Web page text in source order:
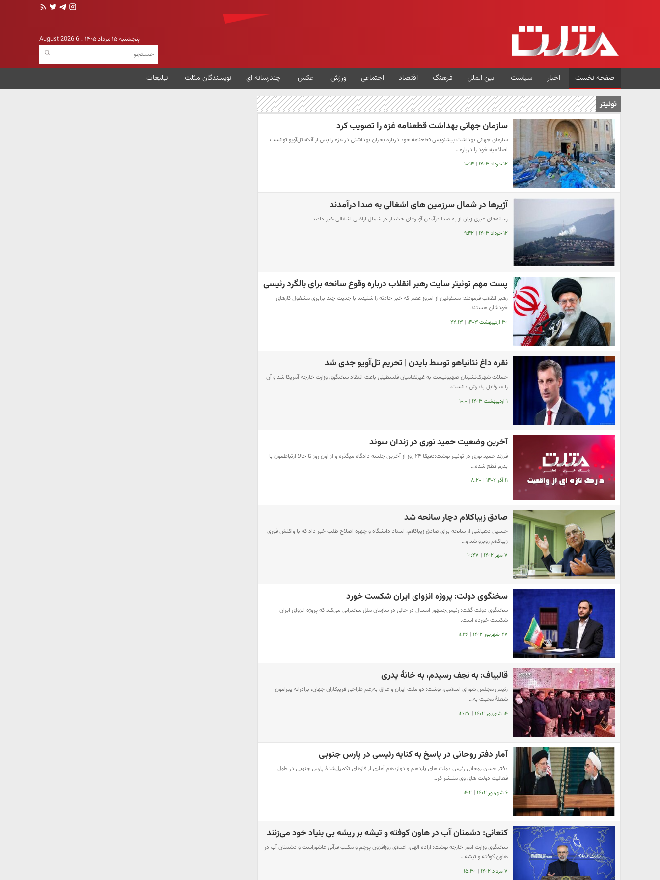
پنجشنبه ۱۵ مرداد ۱۴۰۵ 6 August 2026
صفحه نخست اخبار سیاست بین الملل فرهنگ اقتصاد اجتماعی ورزش عکس چندرسانه ای نویسندگان مثلث تبلیغات
توئیتر
سازمان جهانی بهداشت قطعنامه غزه را تصویب کرد
سازمان جهانی بهداشت پیشنویس قطعنامه خود درباره بحران بهداشتی در غزه را پس از آنکه تل‌آویو توانست
اصلاحیه خود را درباره…
۱۲ خرداد ۱۴۰۳ | ۱۰:۱۴
آژیرها در شمال سرزمین های اشغالی به صدا درآمدند
رسانه‌های عبری زبان از به صدا درآمدن آژیرهای هشدار در شمال اراضی اشغالی خبر دادند.
۱۲ خرداد ۱۴۰۳ | ۹:۴۲
پست مهم توئیتر سایت رهبر انقلاب درباره وقوع سانحه برای بالگرد رئیسی
رهبر انقلاب فرمودند: مسئولین از امروز عصر که خبر حادثه را شنیدند با جدیت چند برابری مشغول کارهای
خودشان هستند.
۳۰ اردیبهشت ۱۴۰۳ | ۲۲:۱۳
نقره داغ نتانیاهو توسط بایدن | تحریم تل‌آویو جدی شد
حملات شهرک‌نشینان صهیونیست به غیرنظامیان فلسطینی باعث انتقاد سخنگوی وزارت خارجه آمریکا شد و آن
را غیرقابل پذیرش دانست.
۱ اردیبهشت ۱۴۰۳ | ۱۰:۰
آخرین وضعیت حمید نوری در زندان سوئد
فرزند حمید نوری در توئیتر نوشت:دقیقا ۲۴ روز از آخرین جلسه دادگاه میگذره و از اون روز تا حالا ارتباطمون با
پدرم قطع شده…
۱۱ آذر ۱۴۰۲ | ۸:۲۰
صادق زیباکلام دچار سانحه شد
حسین دهباشی از سانحه برای صادق زیباکلام، استاد دانشگاه و چهره اصلاح طلب خبر داد که با واکنش فوری
زیباکلام روبرو شد و…
۷ مهر ۱۴۰۲ | ۱۰:۴۷
سخنگوی دولت: پروژه انزوای ایران شکست خورد
سخنگوی دولت گفت: رئیس‌جمهور امسال در حالی در ‎سازمان ملل سخنرانی می‌کند که پروژه انزوای ایران
شکست خورده است.
۲۷ شهریور ۱۴۰۲ | ۱۱:۴۶
قالیباف: به نجف رسیدم، به خانهٔ پدری
رئیس مجلس شورای اسلامی، نوشت: دو ملت ایران و عراق به‌رغم طراحی فریبکاران جهان، برادرانه پیرامون
شعلۀ محبت به…
۱۴ شهریور ۱۴۰۲ | ۱۲:۳۰
آمار دفتر روحانی در پاسخ به کنایه رئیسی در پارس جنوبی
دفتر حسن روحانی رئیس دولت های یازدهم و دوازدهم آماری از فازهای تکمیل‌شدهٔ پارس جنوبی در طول
فعالیت دولت های وی منتشر کر…
۶ شهریور ۱۴۰۲ | ۱۴:۲
کنعانی: دشمنان آب در هاون کوفته و تیشه بر ریشه بی بنیاد خود می‌زنند
سخنگوی وزارت امور خارجه نوشت: اراده الهی، اعتلای روزافزون پرچم و مکتب قرآنی عاشوراست و دشمنان آب در
هاون کوفته و تیشه…
۷ مرداد ۱۴۰۲ | ۱۵:۳۰